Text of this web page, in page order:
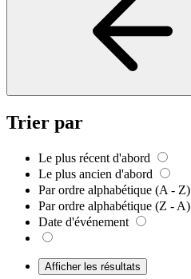
Trier par
Le plus récent d'abord
Le plus ancien d'abord
Par ordre alphabétique (A - Z)
Par ordre alphabétique (Z - A)
Date d'événement
Afficher les résultats